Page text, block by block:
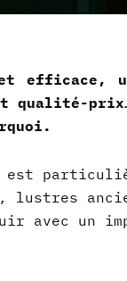
et efficace,
qualité-
est
lustres
avec un